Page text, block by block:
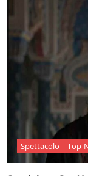
Spettacolo Top-